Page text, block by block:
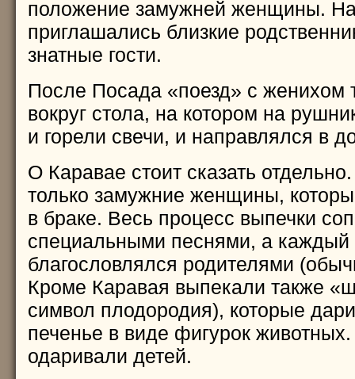
положение замужней женщины. На
приглашались близкие
знатные гости.
После Посада «поезд» с женихом
вокруг стола, на котором на
и горели свечи, и направлялся в
О Каравае стоит сказать
только замужние женщины,
в браке. Весь процесс выпечки
специальными песнями, а каждый
благословлялся родителями
Кроме Каравая выпекали также
символ плодородия), которые
печенье в виде фигурок
одаривали детей.